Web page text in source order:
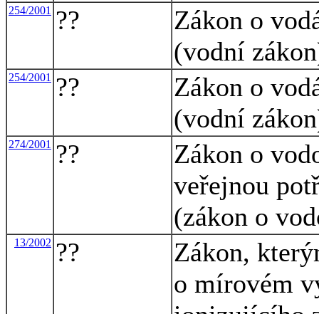
254/2001 ??
Zákon o
(vodní
254/2001 ??
Zákon o
(vodní
274/2001 ??
Zákon o
veřejnou
(zákon o
13/2002 ??
Zákon,
o mírovém